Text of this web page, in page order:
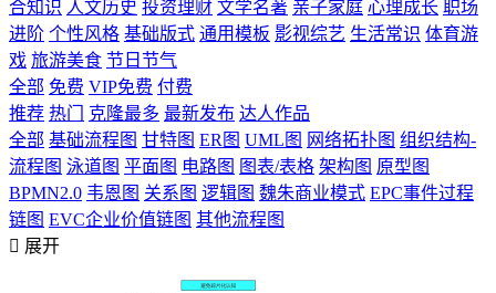
合知识 人文历史 投资理财 文学名著 亲子家庭 心理成长 职场
进阶 个性风格 基础版式 通用模板 影视综艺 生活常识 体育游
戏 旅游美食 节日节气
全部 免费 VIP免费 付费
推荐 热门 克隆最多 最新发布 达人作品
全部 基础流程图 甘特图 ER图 UML图 网络拓扑图 组织结构-
流程图 泳道图 平面图 电路图 图表/表格 架构图 原型图
BPMN2.0 韦恩图 关系图 逻辑图 魏朱商业模式 EPC事件过程
链图 EVC企业价值链图 其他流程图
 展开